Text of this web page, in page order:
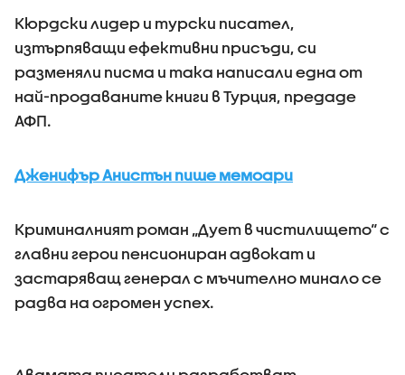
Кюрдски лидер и турски писател,
изтърпяващи ефективни присъди, си
разменяли писма и така написали една от
най-продаваните книги в Турция, предаде
АФП.
Дженифър Анистън пише мемоари
Криминалният роман „Дует в чистилището“ с
главни герои пенсиониран адвокат и
застаряващ генерал с мъчително минало се
радва на огромен успех.